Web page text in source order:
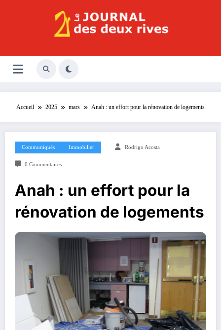
Le Journal des Deux Rives
Accueil 2025 mars Anah : un effort pour la rénovation de logements
Communiqués Immobilier Rodrigo Acosta
0 Commentaires
Anah : un effort pour la
rénovation de logements